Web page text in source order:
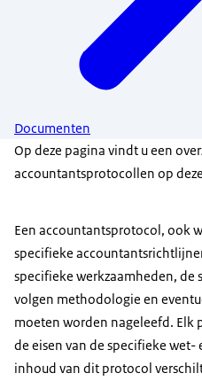
Documenten
Op deze pagina vindt u een
accountantsprotocollen op
Een accountantsprotocol, ook
specifieke
specifieke werkzaamheden, de
volgen methodologie en
moeten worden nageleefd.
de eisen van de specifieke wet-
inhoud van dit protocol